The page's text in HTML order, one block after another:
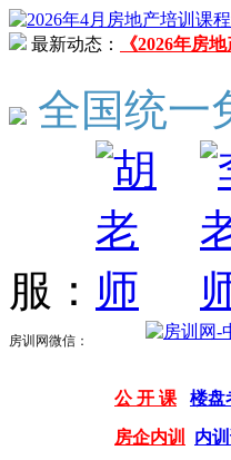
最新动态：
《2026年房
全国统一
服：
房训网微信：
公 开 课 楼盘
房企内训 内